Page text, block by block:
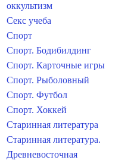
оккультизм
Секс учеба
Спорт
Спорт. Бодибилдинг
Спорт. Карточные игры
Спорт. Рыболовный
Спорт. Футбол
Спорт. Хоккей
Старинная литература
Старинная литература.
Древневосточная